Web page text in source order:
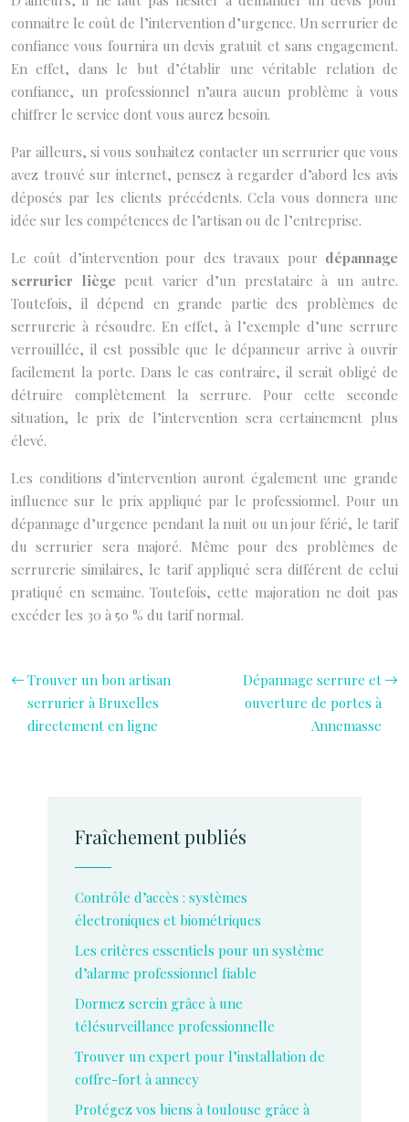
connaitre le coût de l’intervention d’urgence. Un serrurier de
confiance vous fournira un devis gratuit et sans engagement.
En effet, dans le but d’établir une véritable relation de
confiance, un professionnel n’aura aucun problème à vous
chiffrer le service dont vous aurez besoin.
Par ailleurs, si vous souhaitez contacter un serrurier que vous
avez trouvé sur internet, pensez à regarder d’abord les avis
déposés par les clients précédents. Cela vous donnera une
idée sur les compétences de l’artisan ou de l’entreprise.
Le coût d’intervention pour des travaux pour dépannage
serrurier liège peut varier d’un prestataire à un autre.
Toutefois, il dépend en grande partie des problèmes de
serrurerie à résoudre. En effet, à l’exemple d’une serrure
verrouillée, il est possible que le dépanneur arrive à ouvrir
facilement la porte. Dans le cas contraire, il serait obligé de
détruire complètement la serrure. Pour cette seconde
situation, le prix de l’intervention sera certainement plus
élevé.
Les conditions d’intervention auront également une grande
influence sur le prix appliqué par le professionnel. Pour un
dépannage d’urgence pendant la nuit ou un jour férié, le tarif
du serrurier sera majoré. Même pour des problèmes de
serrurerie similaires, le tarif appliqué sera différent de celui
pratiqué en semaine. Toutefois, cette majoration ne doit pas
excéder les 30 à 50 % du tarif normal.
Trouver un bon artisan
serrurier à Bruxelles
directement en ligne
Dépannage serrure et
ouverture de portes à
Annemasse
Fraîchement publiés
Contrôle d’accès : systèmes
électroniques et biométriques
Les critères essentiels pour un système
d’alarme professionnel fiable
Dormez serein grâce à une
télésurveillance professionnelle
Trouver un expert pour l’installation de
coffre-fort à annecy
Protégez vos biens à toulouse grâce à